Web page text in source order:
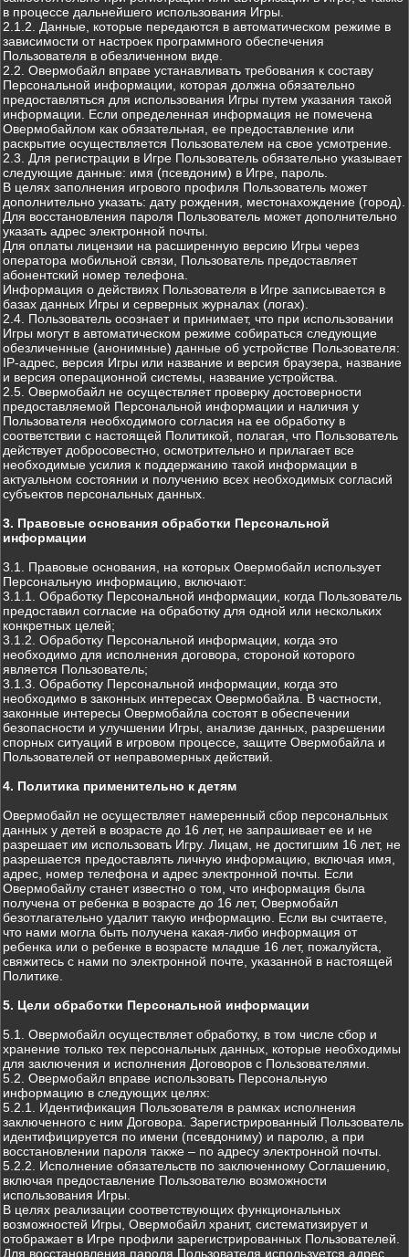
в процессе дальнейшего использования Игры.
2.1.2. Данные, которые передаются в автоматическом режиме в
зависимости от настроек программного обеспечения
Пользователя в обезличенном виде.
2.2. Овермобайл вправе устанавливать требования к составу
Персональной информации, которая должна обязательно
предоставляться для использования Игры путем указания такой
информации. Если определенная информация не помечена
Овермобайлом как обязательная, ее предоставление или
раскрытие осуществляется Пользователем на свое усмотрение.
2.3. Для регистрации в Игре Пользователь обязательно указывает
следующие данные: имя (псевдоним) в Игре, пароль.
В целях заполнения игрового профиля Пользователь может
дополнительно указать: дату рождения, местонахождение (город).
Для восстановления пароля Пользователь может дополнительно
указать адрес электронной почты.
Для оплаты лицензии на расширенную версию Игры через
оператора мобильной связи, Пользователь предоставляет
абонентский номер телефона.
Информация о действиях Пользователя в Игре записывается в
базах данных Игры и серверных журналах (логах).
2.4. Пользователь осознает и принимает, что при использовании
Игры могут в автоматическом режиме собираться следующие
обезличенные (анонимные) данные об устройстве Пользователя:
IP-адрес, версия Игры или название и версия браузера, название
и версия операционной системы, название устройства.
2.5. Овермобайл не осуществляет проверку достоверности
предоставляемой Персональной информации и наличия у
Пользователя необходимого согласия на ее обработку в
соответствии с настоящей Политикой, полагая, что Пользователь
действует добросовестно, осмотрительно и прилагает все
необходимые усилия к поддержанию такой информации в
актуальном состоянии и получению всех необходимых согласий
субъектов персональных данных.
3. Правовые основания обработки Персональной
информации
3.1. Правовые основания, на которых Овермобайл использует
Персональную информацию, включают:
3.1.1. Обработку Персональной информации, когда Пользователь
предоставил согласие на обработку для одной или нескольких
конкретных целей;
3.1.2. Обработку Персональной информации, когда это
необходимо для исполнения договора, стороной которого
является Пользователь;
3.1.3. Обработку Персональной информации, когда это
необходимо в законных интересах Овермобайла. В частности,
законные интересы Овермобайла состоят в обеспечении
безопасности и улучшении Игры, анализе данных, разрешении
спорных ситуаций в игровом процессе, защите Овермобайла и
Пользователей от неправомерных действий.
4. Политика применительно к детям
Овермобайл не осуществляет намеренный сбор персональных
данных у детей в возрасте до 16 лет, не запрашивает ее и не
разрешает им использовать Игру. Лицам, не достигшим 16 лет, не
разрешается предоставлять личную информацию, включая имя,
адрес, номер телефона и адрес электронной почты. Если
Овермобайлу станет известно о том, что информация была
получена от ребенка в возрасте до 16 лет, Овермобайл
безотлагательно удалит такую информацию. Если вы считаете,
что нами могла быть получена какая-либо информация от
ребенка или о ребенке в возрасте младше 16 лет, пожалуйста,
свяжитесь с нами по электронной почте, указанной в настоящей
Политике.
5. Цели обработки Персональной информации
5.1. Овермобайл осуществляет обработку, в том числе сбор и
хранение только тех персональных данных, которые необходимы
для заключения и исполнения Договоров с Пользователями.
5.2. Овермобайл вправе использовать Персональную
информацию в следующих целях:
5.2.1. Идентификация Пользователя в рамках исполнения
заключенного с ним Договора. Зарегистрированный Пользователь
идентифицируется по имени (псевдониму) и паролю, а при
восстановлении пароля также – по адресу электронной почты.
5.2.2. Исполнение обязательств по заключенному Соглашению,
включая предоставление Пользователю возможности
использования Игры.
В целях реализации соответствующих функциональных
возможностей Игры, Овермобайл хранит, систематизирует и
отображает в Игре профили зарегистрированных Пользователей.
Для восстановления пароля Пользователя используется адрес